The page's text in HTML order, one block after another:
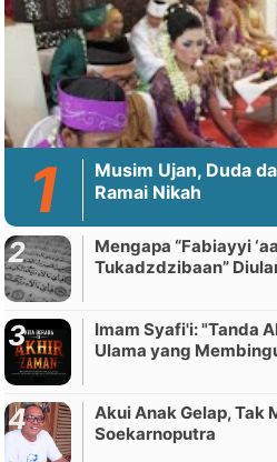
Musim Ujan, Duda
Ramai Nikah
Mengapa “Fabiayyi
Tukadzdzibaan”
Imam Syafi'i: "Tanda
Ulama yang
Akui Anak Gelap, Tak
Soekarnoputra